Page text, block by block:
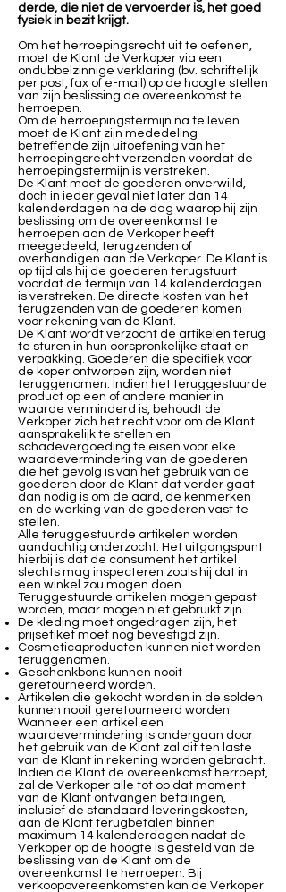
derde, die niet de vervoerder is, het goed
fysiek in bezit krijgt.
Om het herroepingsrecht uit te oefenen,
moet de Klant de Verkoper via een
ondubbelzinnige verklaring (bv. schriftelijk
per post, fax of e-mail) op de hoogte stellen
van zijn beslissing de overeenkomst te
herroepen.
Om de herroepingstermijn na te leven
moet de Klant zijn mededeling
betreffende zijn uitoefening van het
herroepingsrecht verzenden voordat de
herroepingstermijn is verstreken.
De Klant moet de goederen onverwijld,
doch in ieder geval niet later dan 14
kalenderdagen na de dag waarop hij zijn
beslissing om de overeenkomst te
herroepen aan de Verkoper heeft
meegedeeld, terugzenden of
overhandigen aan de Verkoper. De Klant is
op tijd als hij de goederen terugstuurt
voordat de termijn van 14 kalenderdagen
is verstreken. De directe kosten van het
terugzenden van de goederen komen
voor rekening van de Klant.
De Klant wordt verzocht de artikelen terug
te sturen in hun oorspronkelijke staat en
verpakking. Goederen die specifiek voor
de koper ontworpen zijn, worden niet
teruggenomen. Indien het teruggestuurde
product op een of andere manier in
waarde verminderd is, behoudt de
Verkoper zich het recht voor om de Klant
aansprakelijk te stellen en
schadevergoeding te eisen voor elke
waardevermindering van de goederen
die het gevolg is van het gebruik van de
goederen door de Klant dat verder gaat
dan nodig is om de aard, de kenmerken
en de werking van de goederen vast te
stellen.
Alle teruggestuurde artikelen worden
aandachtig onderzocht. Het uitgangspunt
hierbij is dat de consument het artikel
slechts mag inspecteren zoals hij dat in
een winkel zou mogen doen.
Teruggestuurde artikelen mogen gepast
worden, maar mogen niet gebruikt zijn.
De kleding moet ongedragen zijn, het
prijsetiket moet nog bevestigd zijn.
Cosmeticaproducten kunnen niet worden
teruggenomen.
Geschenkbons kunnen nooit
geretourneerd worden.
Artikelen die gekocht worden in de solden
kunnen nooit geretourneerd worden.
Wanneer een artikel een
waardevermindering is ondergaan door
het gebruik van de Klant zal dit ten laste
van de Klant in rekening worden gebracht.
Indien de Klant de overeenkomst herroept,
zal de Verkoper alle tot op dat moment
van de Klant ontvangen betalingen,
inclusief de standaard leveringskosten,
aan de Klant terugbetalen binnen
maximum 14 kalenderdagen nadat de
Verkoper op de hoogte is gesteld van de
beslissing van de Klant om de
overeenkomst te herroepen. Bij
verkoopovereenkomsten kan de Verkoper